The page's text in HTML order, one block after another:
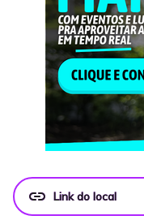
link Link do local